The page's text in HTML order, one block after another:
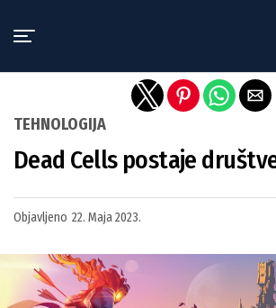
TEHNOLOGIJA
Dead Cells postaje
Objavljeno 22. Maja 2023.